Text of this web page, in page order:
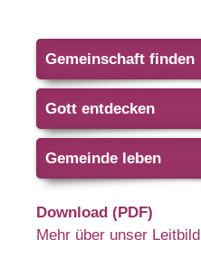
Gemeinschaft finden
Gott entdecken
Gemeinde leben
Download (PDF)
Mehr über unser Leitbild